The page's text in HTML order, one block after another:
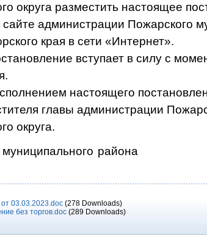
округа разместить настоящее
администрации Пожарского
края в сети «Интернет».
вступает в силу с
настоящего
главы администрации
округа.
муниципального
03.03.2023.doc (278 Downloads)
без торгов.doc (289 Downloads)